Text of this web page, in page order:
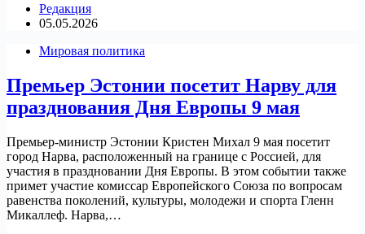
Редакция
05.05.2026
Мировая политика
Премьер Эстонии посетит Нарву для
празднования Дня Европы 9 мая
Премьер-министр Эстонии Кристен Михал 9 мая посетит
город Нарва, расположенный на границе с Россией, для
участия в праздновании Дня Европы. В этом событии также
примет участие комиссар Европейского Союза по вопросам
равенства поколений, культуры, молодежи и спорта Гленн
Микаллеф. Нарва,…